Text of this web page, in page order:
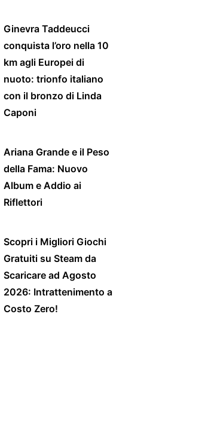
Ginevra Taddeucci
conquista l’oro nella 10
km agli Europei di
nuoto: trionfo italiano
con il bronzo di Linda
Caponi
Ariana Grande e il Peso
della Fama: Nuovo
Album e Addio ai
Riflettori
Scopri i Migliori Giochi
Gratuiti su Steam da
Scaricare ad Agosto
2026: Intrattenimento a
Costo Zero!